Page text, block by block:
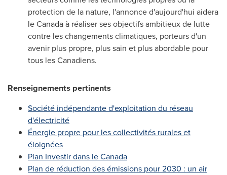
protection de la nature, l'annonce d'aujourd'hui aidera
leCanadaà réaliser ses objectifs ambitieux de lutte
contre les changements climatiques, porteurs d'un
avenir plus propre, plus sain et plus abordable pour
tous les Canadiens.
Renseignements pertinents
Société indépendante d'exploitation du réseau
d'électricité
Énergie propre pour les collectivités rurales et
éloignées
Plan Investir dans leCanada
Plan de réduction des émissions pour 2030 : un air